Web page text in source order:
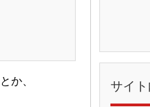
か、
サイ